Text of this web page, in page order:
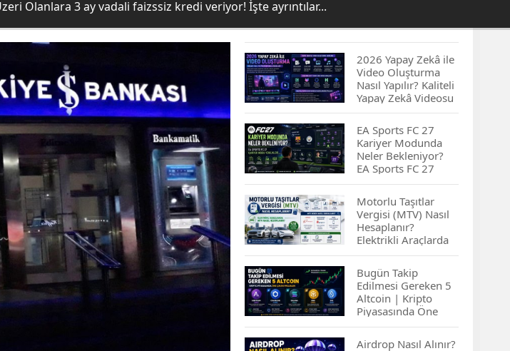
Olanlara 3 ay vadali faizssiz kredi veriyor! İşte ayrıntılar...
2026 Yapay Zekâ ile
Video Oluşturma
Nasıl Yapılır? Kaliteli
Yapay Zekâ Videosu
Hazırlamanın
İpuçları...
EA Sports FC 27
Kariyer Modunda
Neler Bekleniyor?
EA Sports FC 27
Kariyer Modu
Yenilikleri…
Motorlu Taşıtlar
Vergisi (MTV) Nasıl
Hesaplanır?
Elektrikli Araçlarda
MTV Nasıl
Hesaplanır? MTV
Borcu Nasıl
Sorgulanır?
Bugün Takip
Edilmesi Gereken 5
Altcoin | Kripto
Piyasasında Öne
Çıkan Projeler
Airdrop Nasıl Alınır?